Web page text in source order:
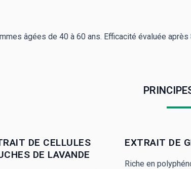
âgées de 40 à 60 ans. Efficacité évaluée
DE CELLULES
DE LAVANDE
EXTRAIT DE
Riche en